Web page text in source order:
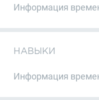
Информация
НАВЫКИ
Информация